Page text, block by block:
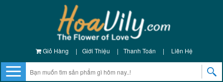
Giỏ Hàng | Giới Thiệu | Thanh Toán | Liên Hệ